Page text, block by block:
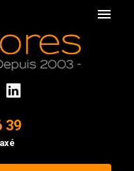
menu
39